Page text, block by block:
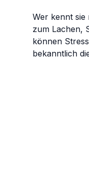
Wer kennt sie
zum Lachen,
können
bekanntlich